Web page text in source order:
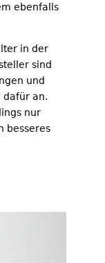
ebenfalls
in der
sind
und
dafür an.
nur
besseres